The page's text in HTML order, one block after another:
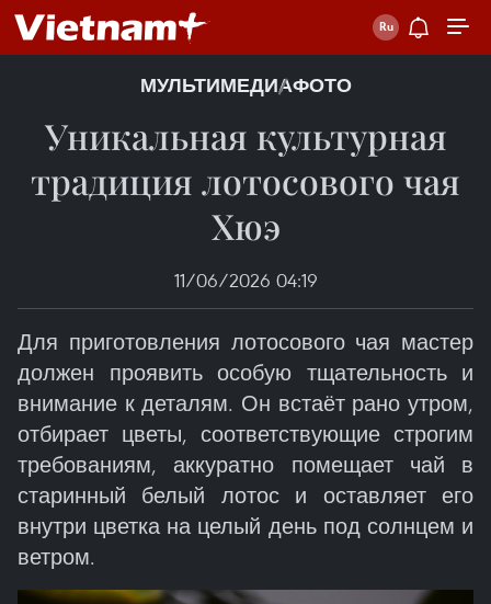
МУЛЬТИМЕДИАФОТО
Уникальная культурная
традиция лотосового чая
Хюэ
11/06/2026 04:19
Для приготовления лотосового чая мастер
должен проявить особую тщательность и
внимание к деталям. Он встаёт рано утром,
отбирает цветы, соответствующие строгим
требованиям, аккуратно помещает чай в
старинный белый лотос и оставляет его
внутри цветка на целый день под солнцем и
ветром.